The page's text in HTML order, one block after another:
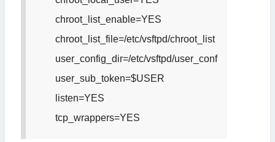
chroot_list_enable=YES
chroot_list_file=/etc/vsftpd/chroot_list
user_config_dir=/etc/vsftpd/user_conf
user_sub_token=$USER
listen=YES
tcp_wrappers=YES